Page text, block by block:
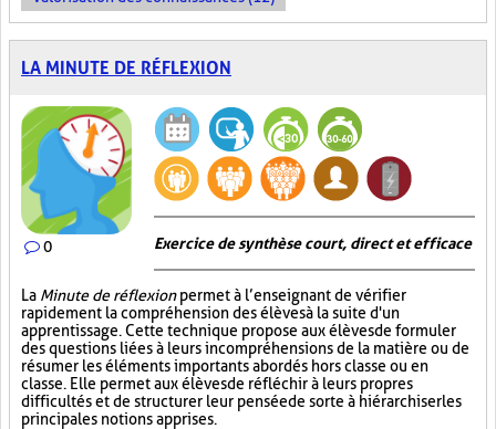
LA MINUTE DE RÉFLEXION
0 Exercice de synthèse court, direct et efficace
La Minute de réflexionpermet à l’enseignant de vérifier
rapidement la compréhension des élèves à la suite d'un
apprentissage. Cette technique propose aux élèves de formuler
des questions liées à leurs incompréhensions de la matière ou de
résumer les éléments importants abordés hors classe ou en
classe. Elle permet aux élèves de réfléchir à leurs propres
difficultés et de structurer leur pensée de sorte à hiérarchiser les
principales notions apprises.